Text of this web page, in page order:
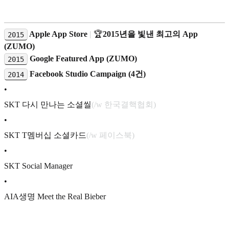
2015 Apple App Store | 🏆2015년을 빛낸 최고의 App
(ZUMO)
2015 Google Featured App (ZUMO)
2014
Facebook Studio Campaign (4건)
•
SKT 다시 만나는 소셜씰(/w 한국결핵협회)
•
SKT T멤버십 소셜카드(/w 페이스북)
•
SKT Social Manager
•
AIA생명 Meet the Real Bieber